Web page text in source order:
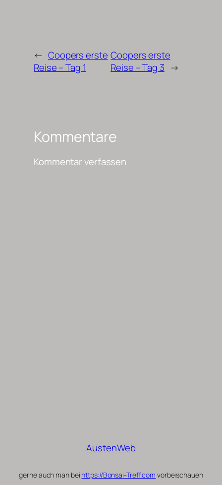
← Coopers erste
Reise – Tag 1
Coopers erste
Reise – Tag 3 →
Kommentare
Kommentar verfassen
AustenWeb
gerne auch man bei https://Bonsai-Treff.com vorbeischauen